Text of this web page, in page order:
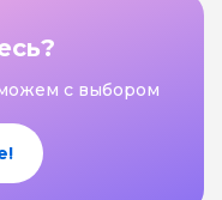
с выбором